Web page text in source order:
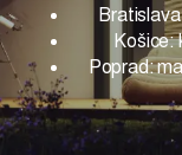
Košice:
Poprad: